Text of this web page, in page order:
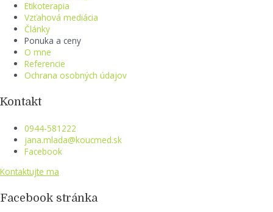
Etikoterapia
Vzťahová mediácia
Články
Ponuka a ceny
O mne
Referencie
Ochrana osobných údajov
Kontakt
0944-581222
jana.mlada@koucmed.sk
Facebook
Kontaktujte ma
Facebook stránka